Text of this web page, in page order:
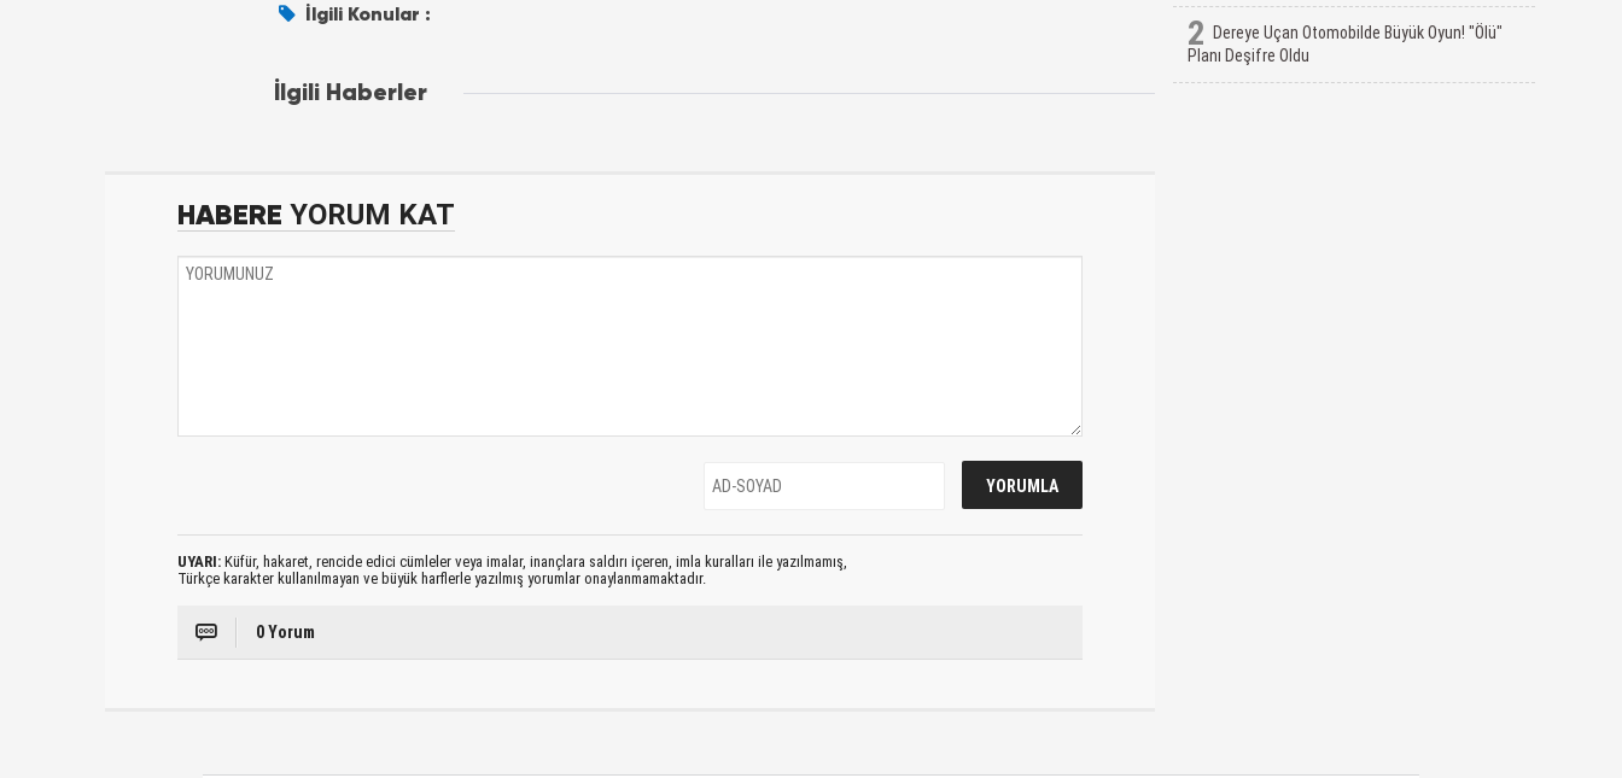
İlgili Konular :
İlgili Haberler
HABERE YORUM KAT
UYARI: Küfür, hakaret, rencide edici cümleler veya imalar, inançlara saldırı içeren, imla kuralları ile yazılmamış,
Türkçe karakter kullanılmayan ve büyük harflerle yazılmış yorumlar onaylanmamaktadır.
0 Yorum
2
Dereye Uçan Otomobilde Büyük Oyun! "Ölü"
Planı Deşifre Oldu